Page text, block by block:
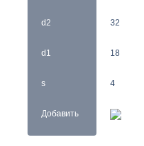
d2
d1
s
Добавить
32
18
4